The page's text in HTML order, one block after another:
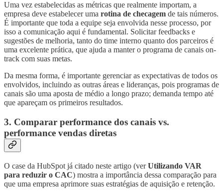
Uma vez estabelecidas as métricas que realmente importam, a
empresa deve estabelecer uma rotina de checagem de tais números.
É importante que toda a equipe seja envolvida nesse processo, por
isso a comunicação aqui é fundamental. Solicitar feedbacks e
sugestões de melhoria, tanto do time interno quanto dos parceiros é
uma excelente prática, que ajuda a manter o programa de canais on-
track com suas metas.
Da mesma forma, é importante gerenciar as expectativas de todos os
envolvidos, incluindo as outras áreas e lideranças, pois programas de
canais são uma aposta de médio a longo prazo; demanda tempo até
que apareçam os primeiros resultados.
3. Comparar performance dos canais vs.
performance vendas diretas
O case da HubSpot já citado neste artigo (verUtilizando VAR
para reduzir o CAC) mostra a importância dessa comparação para
que uma empresa aprimore suas estratégias de aquisição e retenção.